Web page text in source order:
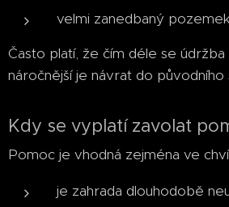
velmi zanedbaný
Často platí, že čím déle se údržba
náročnější je návrat do původního
Kdy se vyplatí zavolat
Pomoc je vhodná zejména ve
je zahrada dlouhodobě